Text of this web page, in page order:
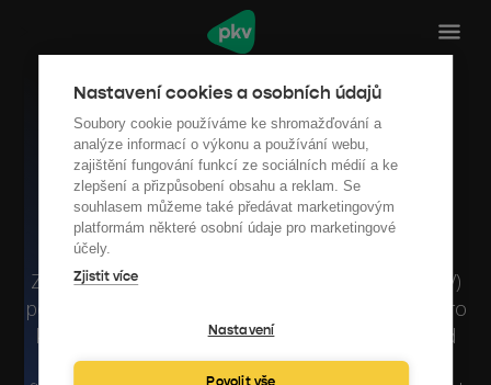
Nastavení cookies a osobních údajů
Soubory cookie používáme ke shromažďování a
analýze informací o výkonu a používání webu,
zajištění fungování funkcí ze sociálních médií a ke
zlepšení a přizpůsobení obsahu a reklam. Se
souhlasem můžeme také předávat marketingovým
platformám některé osobní údaje pro marketingové
účely.
Zjistit více
Nastavení
Povolit vše
Kontrola systému
vytápění Ústí nad
Labem
Zajistíme kontrolu systému vytápění v Ústí (KSV)
podle vyhlášky č. 38/2022 Sb. která je povinná pro
každou budovu s výkonem topné soustavy nad
70 kW, tedy pro většinu škol, obecních budov,